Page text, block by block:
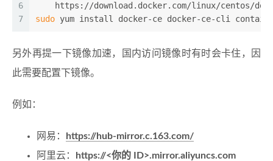
6
7
https://download.docker.com/linux/centos/
sudo yum install docker-ce docker-ce-cli
另外再提一下镜像加速，国内访问镜像时有时会卡住，因
此需要配置下镜像。
例如：
网易：
https://hub-mirror.c.163.com/
阿里云：
https://<你的 ID>.mirror.aliyuncs.com